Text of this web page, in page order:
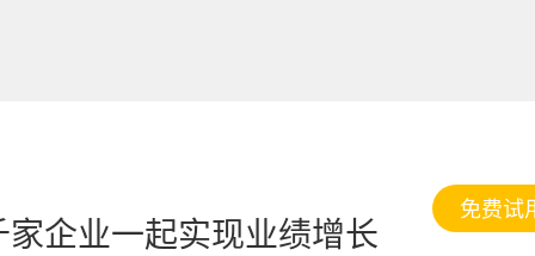
家企业一起实现业绩增长
免费试